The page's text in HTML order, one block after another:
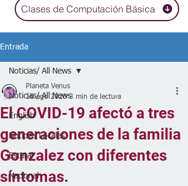
Clases de Computación Básica
Entrada
Noticias/ All News
English
Noticias Locales
Estatal
Nacional
Noticias/ All News
El COVID-19 afectó a tres
generaciones de la familia
Gonzalez con diferentes
síntomas.
Planeta Venus
16 ago 2020 3 min de lectura